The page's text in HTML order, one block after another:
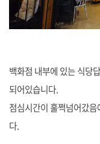
백화점 내부에 있는 식당
되어있습니다.
점심시간이 훌쩍넘어갔
다.